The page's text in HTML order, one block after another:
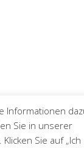
Informationen
Sie in unserer
Sie auf „Ich